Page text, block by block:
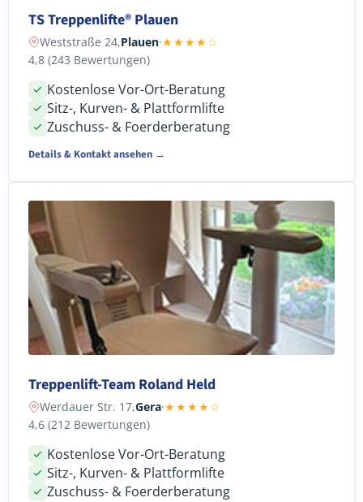
TS Treppenlifte® Plauen
Weststraße 24,Plauen·★★★★☆
4,8 (243 Bewertungen)
Kostenlose Vor-Ort-Beratung
Sitz-, Kurven- & Plattformlifte
Zuschuss- & Foerderberatung
Details & Kontakt ansehen →
Treppenlift-Team Roland Held
Werdauer Str. 17,Gera·★★★★☆
4,6 (212 Bewertungen)
Kostenlose Vor-Ort-Beratung
Sitz-, Kurven- & Plattformlifte
Zuschuss- & Foerderberatung